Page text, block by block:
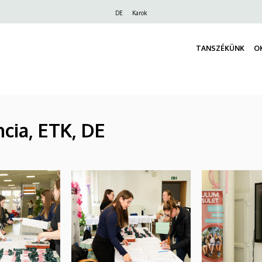
DE Karok
TANSZÉKÜNK
ETK, DE